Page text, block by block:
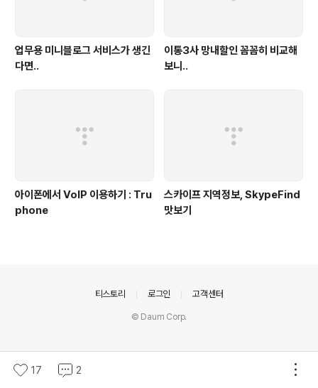
업무용 미니블로그 서비스가 생긴
다면..
이통3사 망내할인 꼼꼼히 비교해
보니..
아이폰에서 VoIP 이용하기 : Tru
phone
스카이프 지역정보, SkypeFind
맛보기
17 2
티스토리 로그인 고객센터
© Daum Corp.